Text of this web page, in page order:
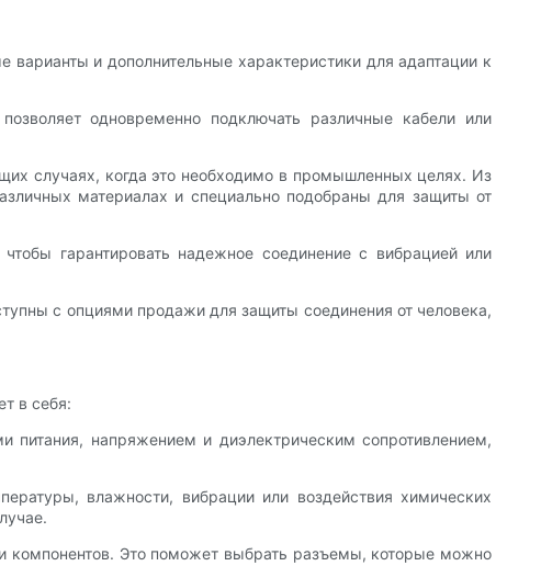
и дополнительные характеристики для адаптации к
одновременно подключать различные кабели или
случаях, когда это необходимо в промышленных целях. Из
материалах и специально подобраны для защиты от
гарантировать надежное соединение с вибрацией или
с опциями продажи для защиты соединения от человека,
в себя:
питания, напряжением и диэлектрическим сопротивлением,
влажности, вибрации или воздействия химических
компонентов. Это поможет выбрать разъемы, которые можно